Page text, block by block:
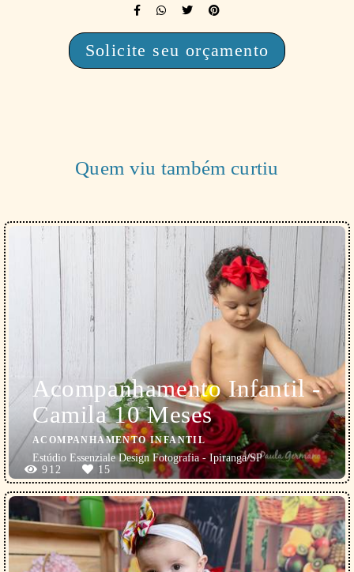
Solicite seu orçamento
Quem viu também curtiu
Acompanhamento Infantil -
Camila 10 Meses
ACOMPANHAMENTO INFANTIL
Estúdio Essenziale Design Fotografia - Ipiranga/SP
912
15